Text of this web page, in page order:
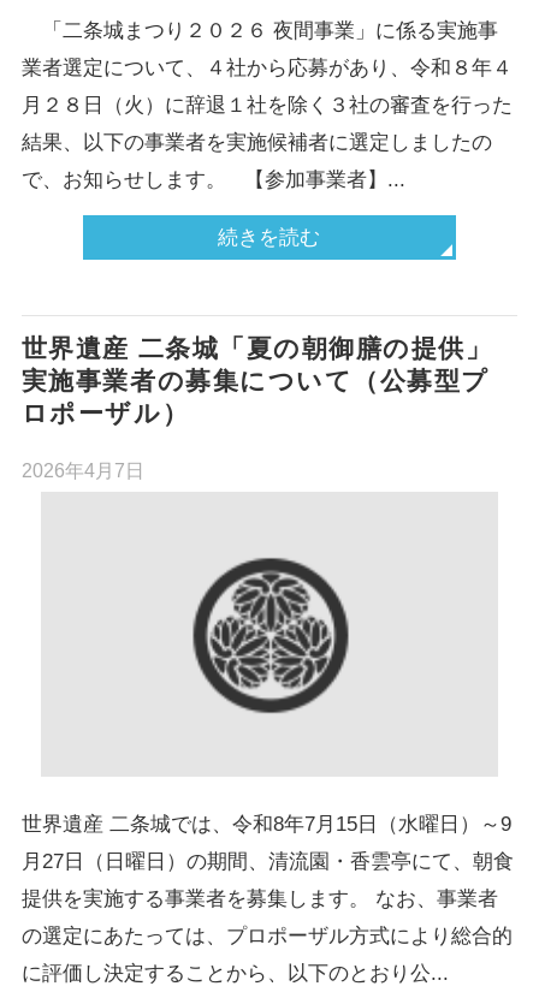
「二条城まつり２０２６ 夜間事業」に係る実施事
業者選定について、４社から応募があり、令和８年４
月２８日（火）に辞退１社を除く３社の審査を行った
結果、以下の事業者を実施候補者に選定しましたの
で、お知らせします。 【参加事業者】...
続きを読む
世界遺産 二条城「夏の朝御膳の提供」
実施事業者の募集について（公募型プ
ロポーザル）
2026年4月7日
世界遺産 二条城では、令和8年7月15日（水曜日）～9
月27日（日曜日）の期間、清流園・香雲亭にて、朝食
提供を実施する事業者を募集します。 なお、事業者
の選定にあたっては、プロポーザル方式により総合的
に評価し決定することから、以下のとおり公...